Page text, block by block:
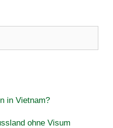
in Vietnam?
ohne Visum